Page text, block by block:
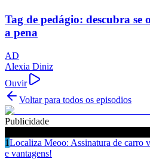
Tag de pedágio: descubra se
a pena
AD
Alexia Diniz
Ouvir
Voltar para todos os episodios
Publicidade
1Localiza Meoo: Assinatura de carro
e vantagens!